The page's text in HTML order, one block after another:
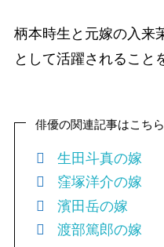
柄本時生と元嫁の入来
として活躍されること
俳優の関連記事はこちら
生田斗真の嫁
窪塚洋介の嫁
濱田岳の嫁
渡部篤郎の嫁